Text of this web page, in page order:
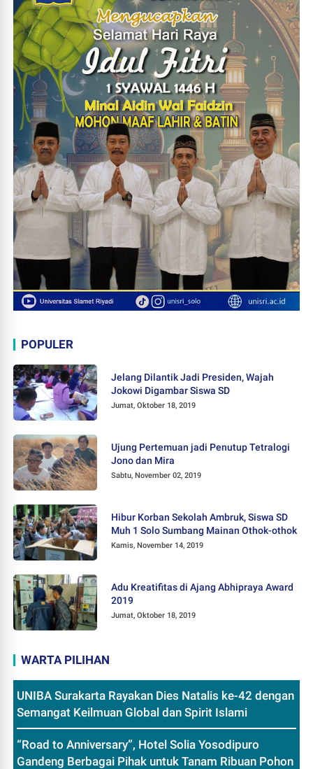
POPULER
Jelang Dilantik Jadi Presiden, Wajah
Jokowi Digambar Siswa SD
Jumat, Oktober 18, 2019
Ujung Pertemuan jadi Penutup Tetralogi
Jono dan Mira
Sabtu, November 02, 2019
Hibur Korban Sekolah Ambruk, Siswa SD
Muh 1 Solo Sumbang Mainan Othok-othok
Kamis, November 14, 2019
Adu Kreatifitas di Ajang Abhipraya Award
2019
Jumat, Oktober 18, 2019
WARTA PILIHAN
UNIBA Surakarta Rayakan Dies Natalis ke-42 dengan
Semangat Keilmuan Global dan Spirit Islami
“Road to Anniversary”, Hotel Solia Yosodipuro
Gandeng Berbagai Pihak untuk Tanam Ribuan Pohon